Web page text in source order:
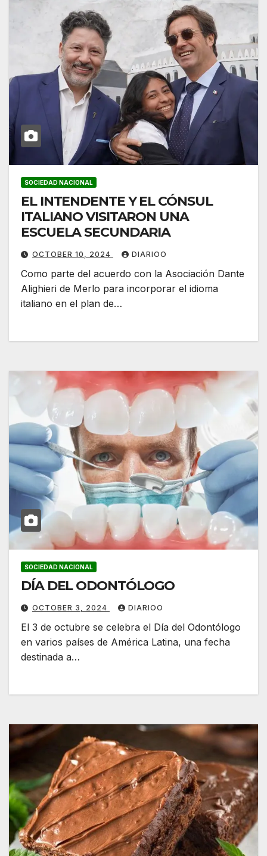
SOCIEDAD NACIONAL
EL INTENDENTE Y EL CÓNSUL
ITALIANO VISITARON UNA
ESCUELA SECUNDARIA
OCTOBER 10, 2024 DIARIOO
Como parte del acuerdo con la Asociación Dante
Alighieri de Merlo para incorporar el idioma
italiano en el plan de…
SOCIEDAD NACIONAL
DÍA DEL ODONTÓLOGO
OCTOBER 3, 2024 DIARIOO
El 3 de octubre se celebra el Día del Odontólogo
en varios países de América Latina, una fecha
destinada a…